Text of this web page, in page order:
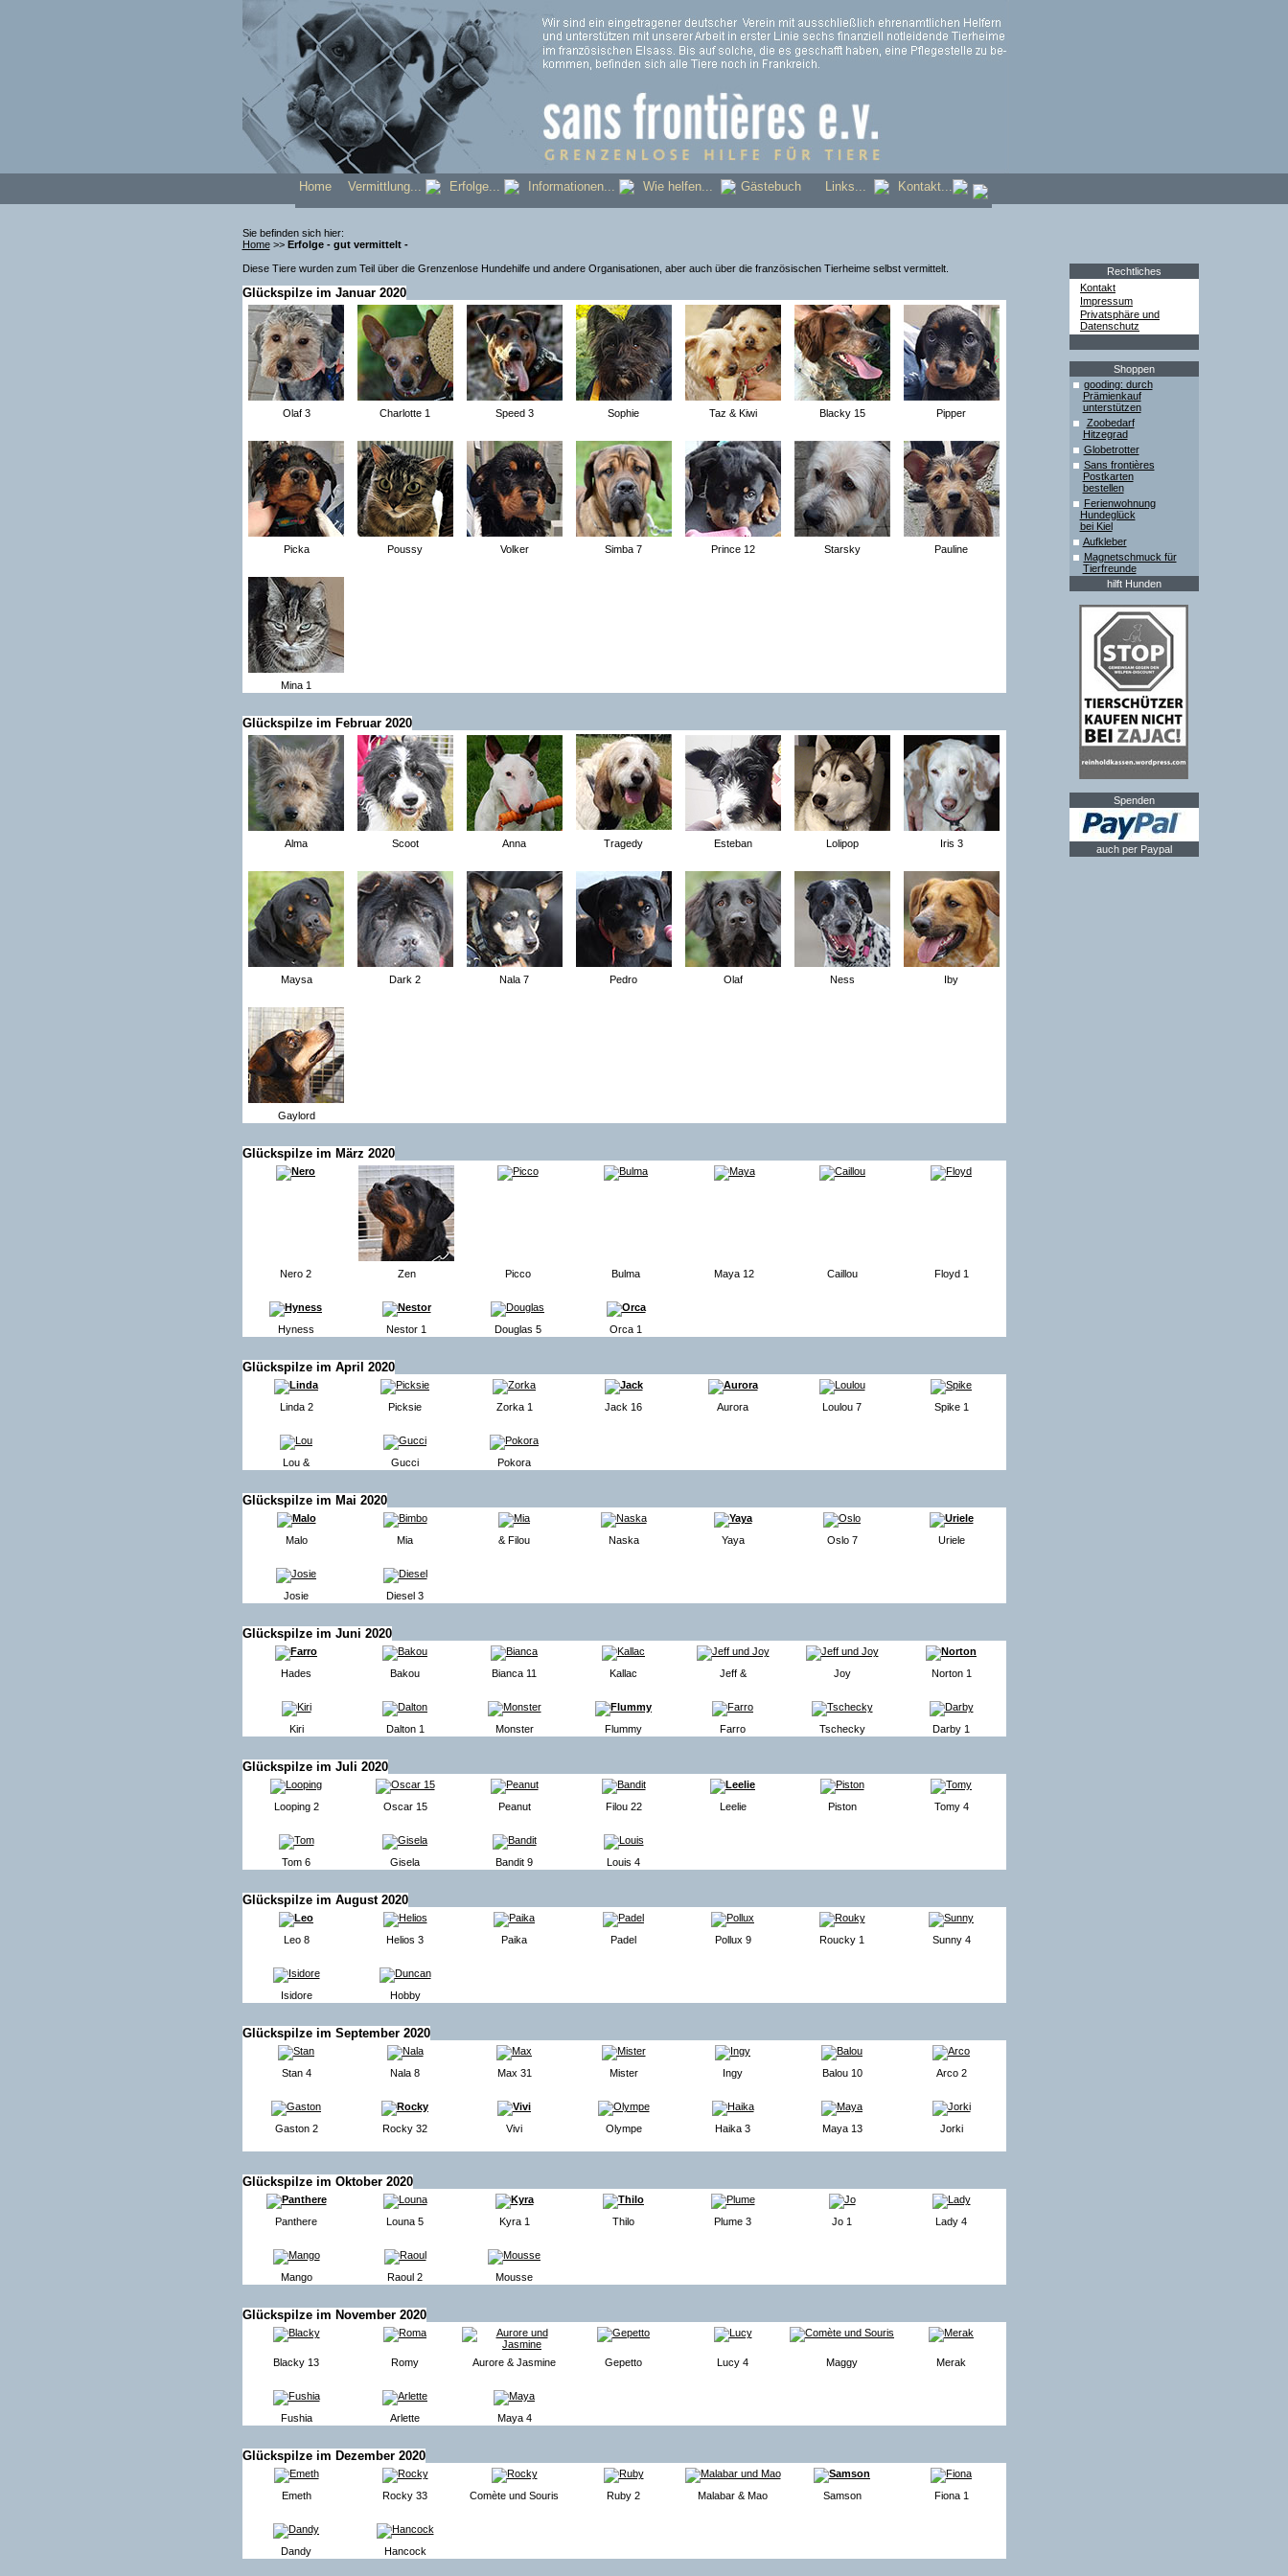
Home Vermittlung... Erfolge... Informationen... Wie helfen... Gästebuch Links... Kontakt...
Sie befinden sich hier:
Home>> Erfolge - gut vermittelt -
Rechtliches
Kontakt
Impressum
Privatsphäre und
Datenschutz
Shoppen
gooding: durch
Prämienkauf
unterstützen
Zoobedarf
Hitzegrad
Globetrotter
Sans frontières
Postkarten
bestellen
Ferienwohnung
Hundeglück
bei Kiel
Aufkleber
Magnetschmuck für
Tierfreunde
hilft Hunden
Spenden
auch per Paypal
Diese Tiere wurden zum Teil über die Grenzenlose Hundehilfe und andere Organisationen, aber auch über die französischen Tierheime selbst vermittelt.
Glückspilze im Januar 2020
Olaf 3 Charlotte 1 Speed 3 Sophie Taz & Kiwi Blacky 15 Pipper
Picka Poussy Volker Simba 7 Prince 12 Starsky Pauline
Mina 1
Glückspilze im Februar 2020
Alma Scoot Anna Tragedy Esteban Lolipop Iris 3
Maysa Dark 2 Nala 7 Pedro Olaf Ness Iby
Gaylord
Glückspilze im März 2020
Nero 2 Zen Picco Bulma Maya 12 Caillou Floyd 1
Hyness Nestor 1 Douglas 5 Orca 1
Glückspilze im April 2020
Linda 2 Picksie Zorka 1 Jack 16 Aurora Loulou 7 Spike 1
Lou & Gucci Pokora
Glückspilze im Mai 2020
Malo Mia & Filou Naska Yaya Oslo 7 Uriele
Josie Diesel 3
Glückspilze im Juni 2020
Hades Bakou Bianca 11 Kallac Jeff & Joy Norton 1
Kiri Dalton 1 Monster Flummy Farro Tschecky Darby 1
Glückspilze im Juli 2020
Looping 2 Oscar 15 Peanut Filou 22 Leelie Piston Tomy 4
Tom 6 Gisela Bandit 9 Louis 4
Glückspilze im August 2020
Leo 8 Helios 3 Paika Padel Pollux 9 Roucky 1 Sunny 4
Isidore Hobby
Glückspilze im September 2020
Stan 4 Nala 8 Max 31 Mister Ingy Balou 10 Arco 2
Gaston 2 Rocky 32 Vivi Olympe Haika 3 Maya 13 Jorki
Glückspilze im Oktober 2020
Panthere Louna 5 Kyra 1 Thilo Plume 3 Jo 1 Lady 4
Mango Raoul 2 Mousse
Glückspilze im November 2020
Blacky 13 Romy Aurore & Jasmine Gepetto Lucy 4 Maggy Merak
Fushia Arlette Maya 4
Glückspilze im Dezember 2020
Emeth Rocky 33 Comète und Souris Ruby 2 Malabar & Mao Samson Fiona 1
Dandy Hancock